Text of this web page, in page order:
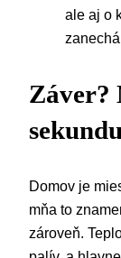
ale aj o
Záver?
Domov je
mňa to
zároveň.